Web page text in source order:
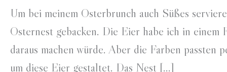
Um bei meinem Osterbrunch auch Süßes
Osternest gebacken. Die Eier habe ich in einem
daraus machen würde. Aber die Farben
um diese Eier gestaltet. Das Nest […]